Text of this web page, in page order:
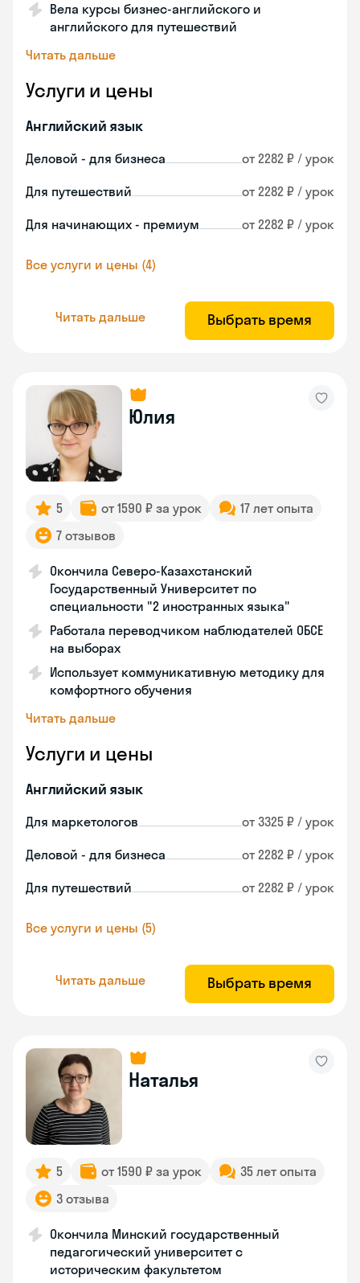
Вела курсы бизнес-английского и
английского для путешествий
Читать дальше
Услуги и цены
Английский язык
Деловой - для бизнеса от 2282 ₽ / урок
Для путешествий от 2282 ₽ / урок
Для начинающих - премиум от 2282 ₽ / урок
Все услуги и цены (4)
Читать дальше Выбрать время
Юлия
5 от 1590 ₽ за урок
17 лет опыта
7 отзывов
Окончила Северо-Казахстанский
Государственный Университет по
специальности "2 иностранных языка"
Работала переводчиком наблюдателей ОБСЕ
на выборах
Использует коммуникативную методику для
комфортного обучения
Читать дальше
Услуги и цены
Английский язык
Для маркетологов от 3325 ₽ / урок
Деловой - для бизнеса от 2282 ₽ / урок
Для путешествий от 2282 ₽ / урок
Все услуги и цены (5)
Читать дальше Выбрать время
Наталья
5 от 1590 ₽ за урок
35 лет опыта
3 отзыва
Окончила Минский государственный
педагогический университет с
историческим факультетом